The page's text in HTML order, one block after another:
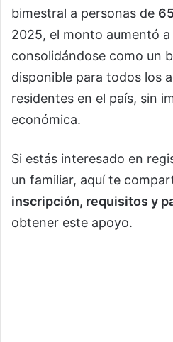
bimestral a personas de
2025, el monto aumentó a
consolidándose como un
disponible para todos los
residentes en el país, sin
económica.
Si estás interesado en
un familiar, aquí te
inscripción, requisitos y
obtener este apoyo.